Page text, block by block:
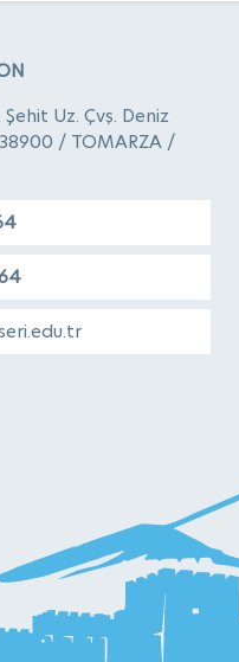
Uz. Çvş. Deniz
/ TOMARZA /